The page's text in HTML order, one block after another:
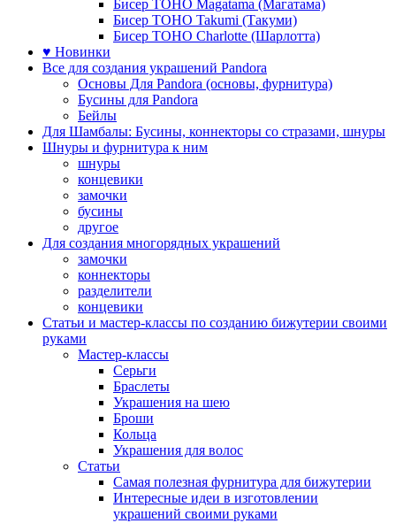
Бисер TOHO Magatama (Магатама)
Бисер TOHO Takumi (Такуми)
Бисер TOHO Charlotte (Шарлотта)
♥ Новинки
Все для создания украшений Pandora
Основы Для Pandora (основы, фурнитура)
Бусины для Pandora
Бейлы
Для Шамбалы: Бусины, коннекторы со стразами, шнуры
Шнуры и фурнитура к ним
шнуры
концевики
замочки
бусины
другое
Для создания многорядных украшений
замочки
коннекторы
разделители
концевики
Статьи и мастер-классы по созданию бижутерии своими
руками
Мастер-классы
Серьги
Браслеты
Украшения на шею
Броши
Кольца
Украшения для волос
Статьи
Самая полезная фурнитура для бижутерии
Интересные идеи в изготовлении
украшений своими руками